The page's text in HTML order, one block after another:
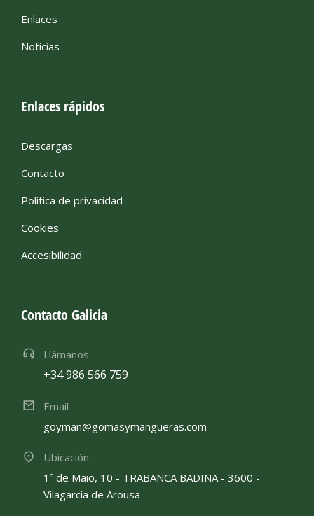
Enlaces
Noticias
Enlaces rápidos
Descargas
Contacto
Política de privacidad
Cookies
Accesibilidad
Contacto Galicia
Llámanos
+34 986 566 759
Email
goyman@gomasymangueras.com
Ubicación
1º de Maio, 10 - TRABANCA BADIÑA - 3600 -
Vilagarcía de Arousa